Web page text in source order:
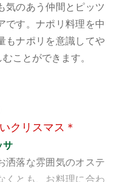
気のあう仲間とピッツ
です。ナポリ料理を中
もナポリを意識してや
ことができます。
クリスマス ＊
サ
洒落な雰囲気のオステ
くとも、お料理に合わ